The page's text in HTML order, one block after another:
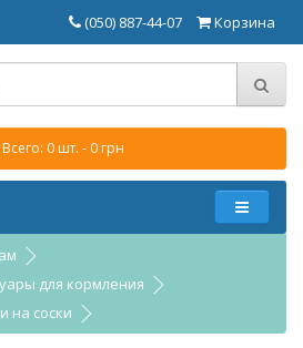
Корзина
(050) 887-44-07
Всего: 0 шт. - 0 грн
для кормления
на соски